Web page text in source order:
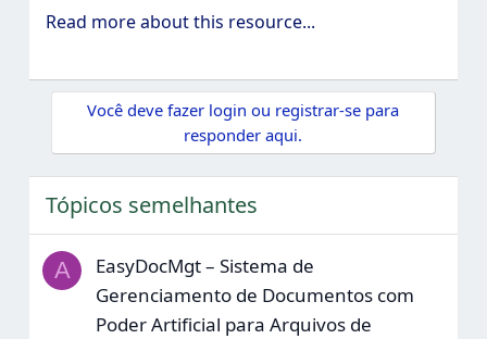
Desenvolvido para organizações que querem
Por Que Escolher Pro QMS?
Sistema completo (não é necessário usar
desnecessária)
Fluxos totalmente personalizáveis
Desenvolvido para real mundo
Read more about this resource...
Você deve fazer login ou registrar-se para
responder aqui.
Tópicos semelhantes
A
EasyDocMgt – Sistema de
Gerenciamento de Documentos com
Poder Artificial para Arquivos de